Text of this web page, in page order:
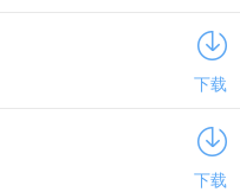
下载
下载